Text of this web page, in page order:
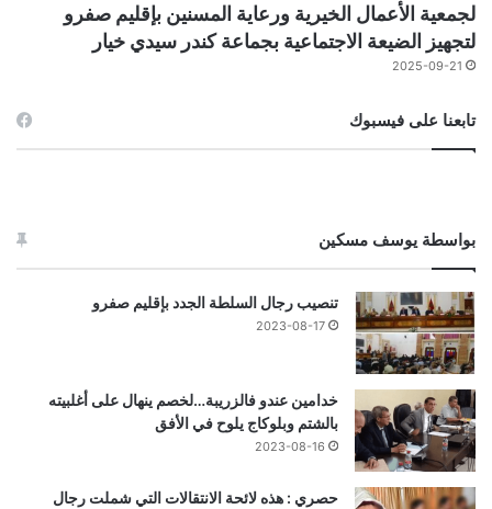
لجمعية الأعمال الخيرية ورعاية المسنين بإقليم صفرو
لتجهيز الضيعة الاجتماعية بجماعة كندر سيدي خيار
2025-09-21
تابعنا على فيسبوك
بواسطة يوسف مسكين
تنصيب رجال السلطة الجدد بإقليم صفرو
2023-08-17
خدامين عندو فالزريبة…لخصم ينهال على أغلبيته
بالشتم وبلوكاج يلوح في الأفق
2023-08-16
حصري : هذه لائحة الانتقالات التي شملت رجال